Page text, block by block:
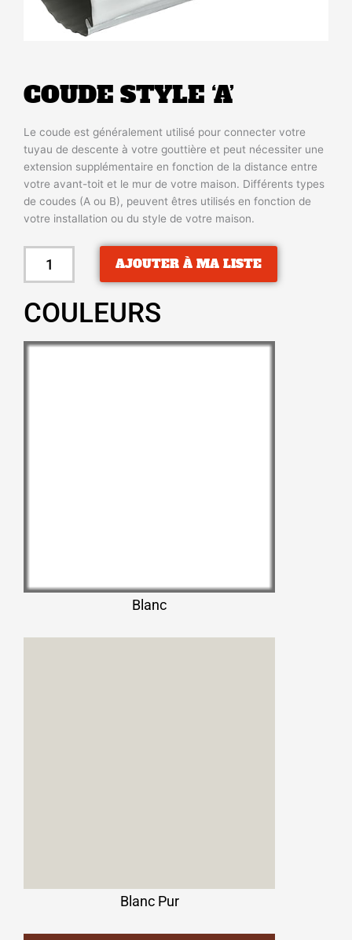
COUDE STYLE ‘A’
Le coude est généralement utilisé pour connecter votre
tuyau de descente à votre gouttière et peut nécessiter une
extension supplémentaire en fonction de la distance entre
votre avant-toit et le mur de votre maison. Différents types
de coudes (A ou B), peuvent êtres utilisés en fonction de
votre installation ou du style de votre maison.
STYLE
'A'
AJOUTER À MA LISTE
COULEURS
Blanc
Blanc Pur